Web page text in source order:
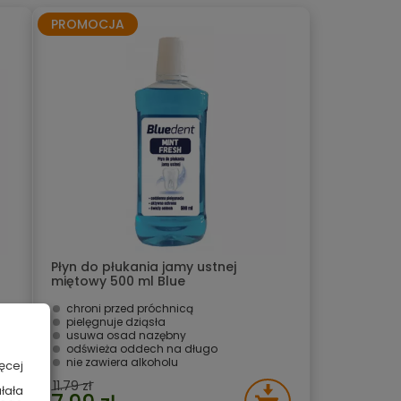
PROMOCJA
Płyn do płukania jamy ustnej
miętowy 500 ml Blue
chroni przed próchnicą
pielęgnuje dziąsła
usuwa osad nazębny
odświeża oddech na długo
nie zawiera alkoholu
11.79 zł